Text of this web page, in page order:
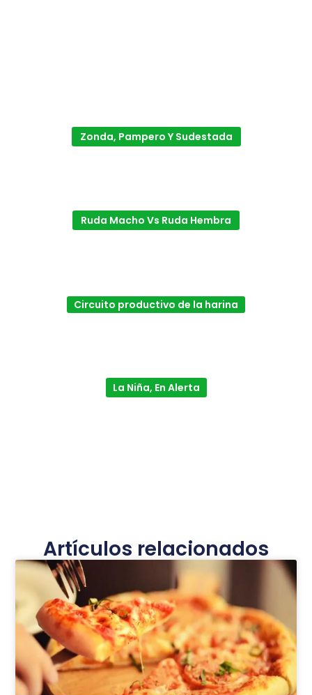
Zonda, Pampero Y Sudestada
Ruda Macho Vs Ruda Hembra
Circuito productivo de la harina
La Niña, En Alerta
Artículos relacionados